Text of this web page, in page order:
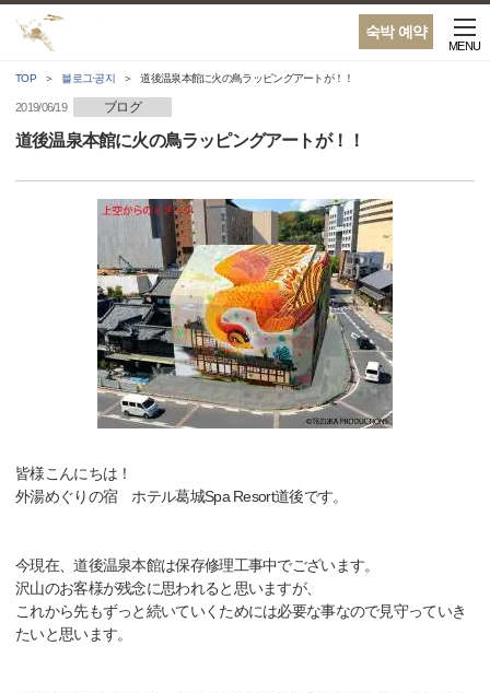
숙박 예약
MENU
TOP 블로그·공지 道後温泉本館に火の鳥ラッピングアートが！！
2019/06/19 ブログ
道後温泉本館に火の鳥ラッピングアートが！！
皆様こんにちは！
外湯めぐりの宿 ホテル葛城Spa Resort道後です。
今現在、道後温泉本館は保存修理工事中でございます。
沢山のお客様が残念に思われると思いますが、
これから先もずっと続いていくためには必要な事なので見守っていき
たいと思います。